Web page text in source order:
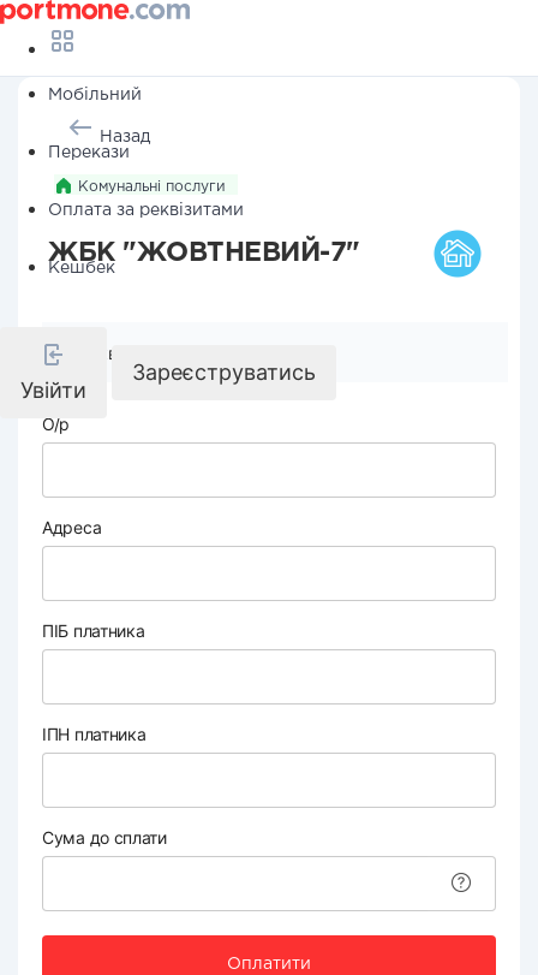
Мобільний
Перекази
Оплата за реквізитами
Кешбек
Увійти
Зареєструватись
Назад
Комунальні послуги
ЖБК "ЖОВТНЕВИЙ-7"
Реквізити компанії
О/р
Адреса
ПІБ платника
ІПН платника
Сума до сплати
Оплатити